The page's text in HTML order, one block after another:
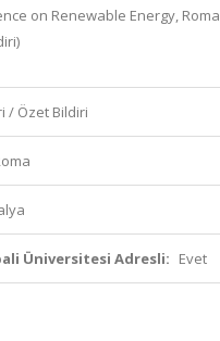
on Renewable Energy,
/ Özet Bildiri
Üniversitesi Adresli: Evet